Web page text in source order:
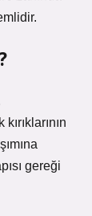
gereği